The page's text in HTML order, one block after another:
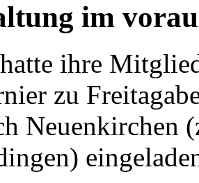
im
ihre
zu
Neuenkirchen